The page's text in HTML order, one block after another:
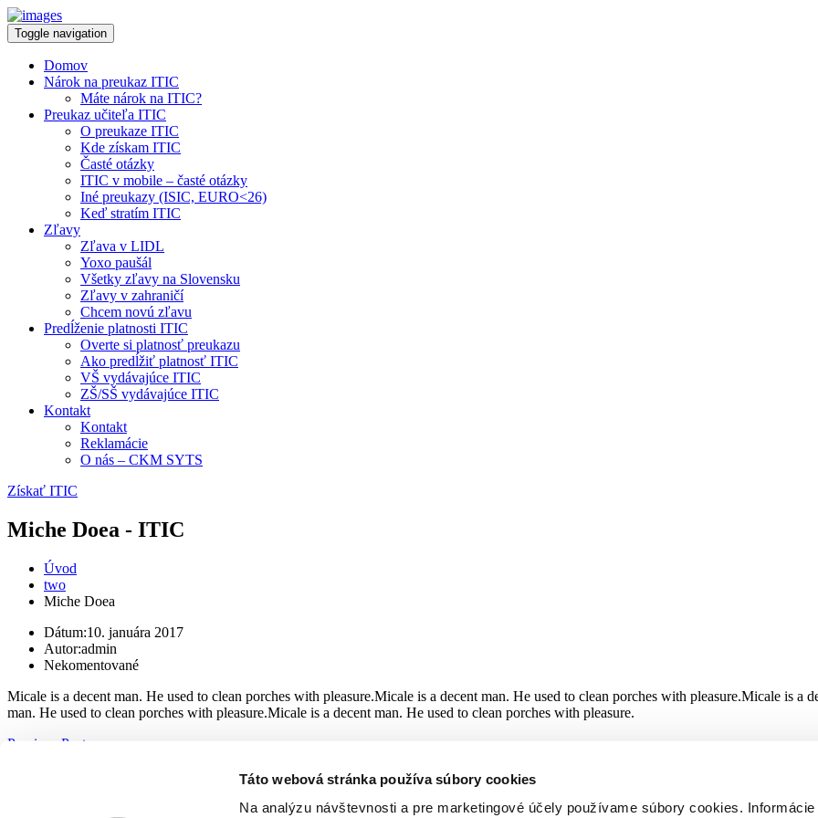
Táto webová stránka používa súbory cookies
Na analýzu návštevnosti a pre marketingové účely používame súbory cookies.
Toggle navigation
Domov
Nárok na preukaz ITIC
Máte nárok na ITIC?
Preukaz učiteľa ITIC
O preukaze ITIC
Kde získam ITIC
Časté otázky
ITIC v mobile – časté otázky
Iné preukazy (ISIC, EURO<26)
Keď stratím ITIC
Zľavy
Zľava v LIDL
Yoxo paušál
Všetky zľavy na Slovensku
Zľavy v zahraničí
Chcem novú zľavu
Predĺženie platnosti ITIC
Overte si platnosť preukazu
Ako predĺžiť platnosť ITIC
VŠ vydávajúce ITIC
ZŠ/SŠ vydávajúce ITIC
Kontakt
Kontakt
Reklamácie
O nás – CKM SYTS
Získať ITIC
Miche Doea - ITIC
Úvod
two
Miche Doea
Dátum:10. januára 2017
Autor:admin
Nekomentované
Micale is a decent man. He used to clean porches with pleasure.Micale is a decent man. He used to clean porches with pleasure.Micale is a
man. He used to clean porches with pleasure.Micale is a decent man. He used to clean porches with pleasure.
Previous Post